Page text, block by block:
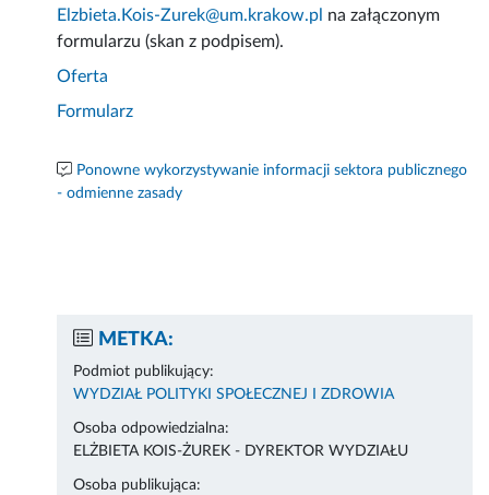
Elzbieta.Kois-Zurek@um.krakow.pl na załączonym
formularzu (skan z podpisem).
Oferta
Formularz
Ponowne wykorzystywanie informacji sektora publicznego
- odmienne zasady
METKA:
Podmiot publikujący:
WYDZIAŁ POLITYKI SPOŁECZNEJ I ZDROWIA
Osoba odpowiedzialna:
ELŻBIETA KOIS-ŻUREK - DYREKTOR WYDZIAŁU
Osoba publikująca: